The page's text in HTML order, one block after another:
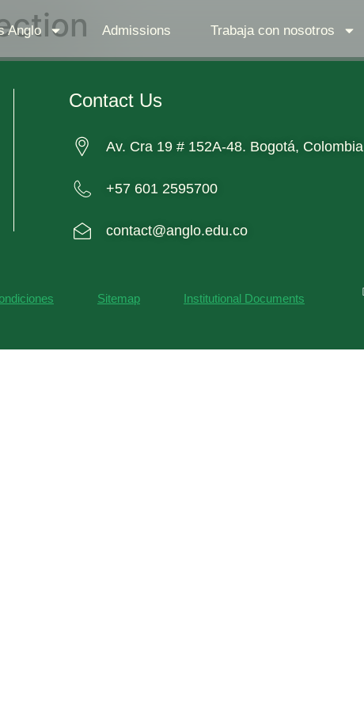
Anglo Admissions Trabaja con nosotros
Contact Us
Av. Cra 19 # 152A-48. Bogotá, Colombia
+57 601 2595700
contact@anglo.edu.co
Sitemap Institutional Documents